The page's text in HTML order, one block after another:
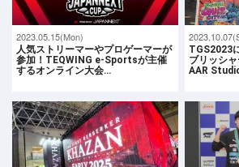
2023.05.15(Mon)
人気ストリーマーやプロゲーマーが
参加！TEQWING e-Sportsが主催
するオンライン大会…
TGS2023
ブリッシ
AAR